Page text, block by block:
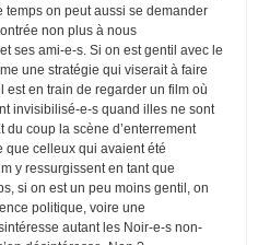
temps on peut aussi se demander
non plus à nous
ses ami-e-s. Si on est gentil avec le
une stratégie qui viserait à faire
est en train de regarder un film où
invisibilisé-e-s quand illes ne sont
coup la scène d’enterrement
que celleux qui avaient été
y ressurgissent en tant que
si on est un peu moins gentil, on
politique, voire une
autant les Noir-e-s non-